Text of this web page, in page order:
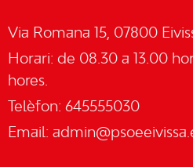
Via Romana 15, 07800
Horari: de 08.30 a 13.00
hores.
Telèfon: 645555030
Email: